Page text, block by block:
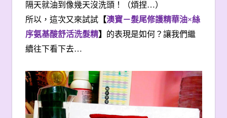
隔天就油到像幾天沒洗頭！（煩捏…）
所以，這次又來試試【澳寶－髮尾修護精華油×絲
序氨基酸舒活洗髮精】 的表現是如何？讓我們繼
續往下看下去…